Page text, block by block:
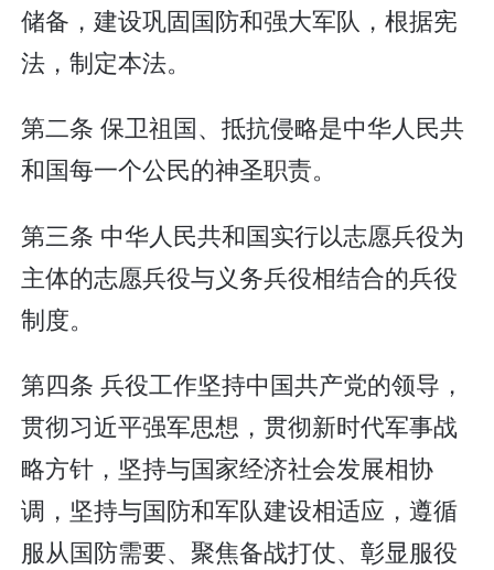
储备，建设巩固国防和强大军队，根据宪
法，制定本法。
第二条 保卫祖国、抵抗侵略是中华人民共
和国每一个公民的神圣职责。
第三条 中华人民共和国实行以志愿兵役为
主体的志愿兵役与义务兵役相结合的兵役
制度。
第四条 兵役工作坚持中国共产党的领导，
贯彻习近平强军思想，贯彻新时代军事战
略方针，坚持与国家经济社会发展相协
调，坚持与国防和军队建设相适应，遵循
服从国防需要、聚焦备战打仗、彰显服役